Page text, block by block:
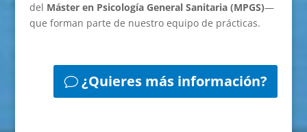
del Máster en Psicología General Sanitaria (MPGS)—
que forman parte de nuestro equipo de prácticas.
¿Quieres más información?